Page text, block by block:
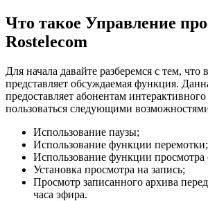
Что такое Управление
Rostelecom
Для начала давайте разберемся с тем, что
представляет обсуждаемая функция.
предоставляет абонентам
пользоваться следующими
Использование паузы;
Использование функции перемотки;
Использование функции просмотра
Установка просмотра на запись;
Просмотр записанного архива
часа эфира.